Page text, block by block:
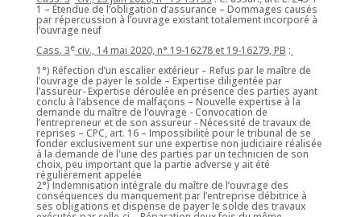
1 – Étendue de l’obligation d’assurance – Dommages causés
par répercussion à l’ouvrage existant totalement incorporé à
l’ouvrage neuf
Cass. 3eciv., 14 mai 2020, n° 19-16278 et 19-16279, PB :
1°) Réfection d’un escalier extérieur – Refus par le maître de
l’ouvrage de payer le solde – Expertise diligentée par
l’assureur- Expertise déroulée en présence des parties ayant
conclu à l’absence de malfaçons – Nouvelle expertise à la
demande du maître de l’ouvrage - Convocation de
l’entrepreneur et de son assureur - Nécessité de travaux de
reprises – CPC, art. 16 – Impossibilité pour le tribunal de se
fonder exclusivement sur une expertise non judiciaire réalisée
à la demande de l'une des parties par un technicien de son
choix, peu important que la partie adverse y ait été
régulièrement appelée
2°) Indemnisation intégrale du maître de l’ouvrage des
conséquences du manquement par l’entreprise débitrice à
ses obligations et dispense de payer le solde des travaux